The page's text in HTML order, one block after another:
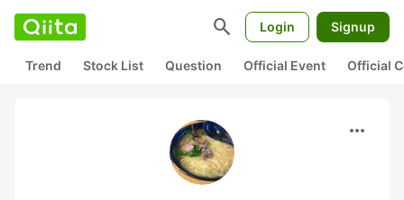
search Login Signup
Trend Stock List Question Official Event Official
more_horiz